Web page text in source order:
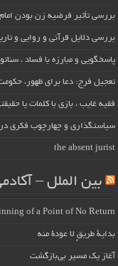
بررسی تأثیر فرضیه زن بودن
بررسی دلایل قرآنی و روایی و
پاسخگویی و مبارزه با فساد ،
تعجیل فرج: دعا برای ظهور،
فقیه غایب ، بازی با کلمات یا
سیاستگذاری و چهارچوب فکری در
the absent jurist
بین الملل –
of a Point of No Return
بداية طريقٍ لا عودة منه
آغاز یک مسیر بی‌بازگشت